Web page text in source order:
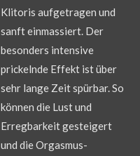
Klitoris aufgetragen und
sanft einmassiert. Der
besonders intensive
prickelnde Effekt ist über
sehr lange Zeit spürbar. So
können die Lust und
Erregbarkeit gesteigert
und die Orgasmus-